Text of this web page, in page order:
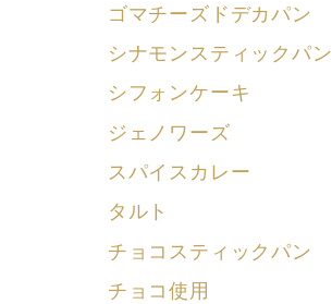
ゴマチーズドデカパン
シナモンスティックパン
シフォンケーキ
ジェノワーズ
スパイスカレー
タルト
チョコスティックパン
チョコ使用